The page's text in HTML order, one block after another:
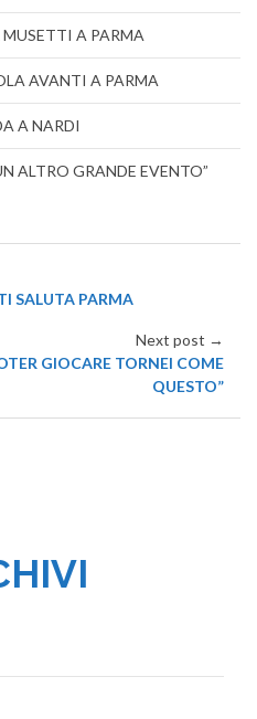
A PARMA
AVANTI A PARMA
A NARDI
ALTRO GRANDE EVENTO”
SALUTA PARMA
Next post →
GIOCARE TORNEI COME
QUESTO”